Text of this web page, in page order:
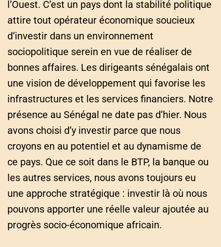
l’Ouest. C’est un pays dont la stabilité politique
attire tout opérateur économique soucieux
d’investir dans un environnement
sociopolitique serein en vue de réaliser de
bonnes affaires. Les dirigeants sénégalais ont
une vision de développement qui favorise les
infrastructures et les services financiers. Notre
présence au Sénégal ne date pas d’hier. Nous
avons choisi d’y investir parce que nous
croyons en au potentiel et au dynamisme de
ce pays. Que ce soit dans le BTP, la banque ou
les autres services, nous avons toujours eu
une approche stratégique : investir là où nous
pouvons apporter une réelle valeur ajoutée au
progrès socio-économique africain.